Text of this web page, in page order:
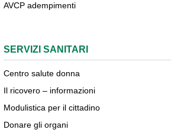
AVCP adempimenti
SERVIZI SANITARI
Centro salute donna
Il ricovero – informazioni
Modulistica per il cittadino
Donare gli organi